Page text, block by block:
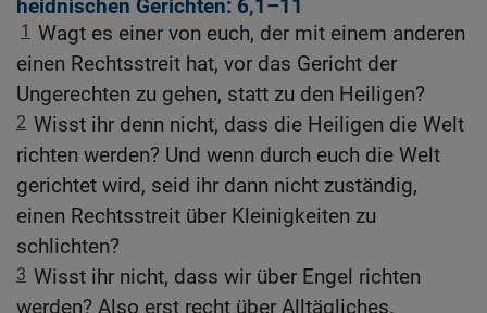
heidnischen Gerichten: 6,1–11
1 Wagt es einer von euch, der mit einem anderen
einen Rechtsstreit hat, vor das Gericht der
Ungerechten zu gehen, statt zu den Heiligen?
2 Wisst ihr denn nicht, dass die Heiligen die Welt
richten werden? Und wenn durch euch die Welt
gerichtet wird, seid ihr dann nicht zuständig,
einen Rechtsstreit über Kleinigkeiten zu
schlichten?
3 Wisst ihr nicht, dass wir über Engel richten
werden? Also erst recht über Alltägliches.